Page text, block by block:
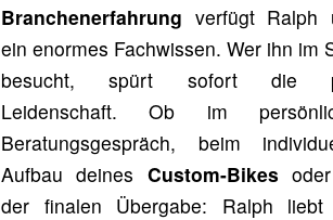
Branchenerfahrung verfügt Ralph
ein enormes Fachwissen. Wer ihn im
besucht, spürt sofort die
Leidenschaft. Ob im
Beratungsgespräch, beim
Aufbau deines Custom-Bikes
der finalen Übergabe: Ralph liebt